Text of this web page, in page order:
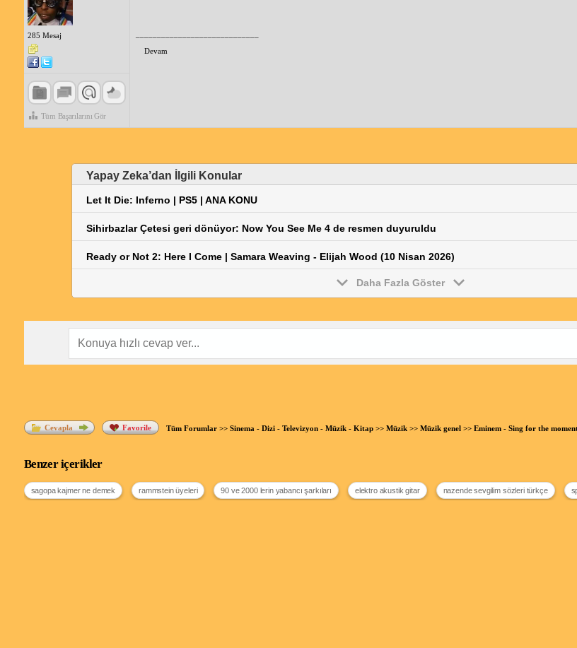
285 Mesaj
Tüm Başarılarını Gör
Devam
Yapay Zeka’dan İlgili Konular
Let It Die: Inferno | PS5 | ANA KONU
Sihirbazlar Çetesi geri dönüyor: Now You See Me 4 de resmen duyuruldu
Ready or Not 2: Here I Come | Samara Weaving - Elijah Wood (10 Nisan 2026)
Daha Fazla Göster
Cevapla Favorile Tüm Forumlar>> Sinema - Dizi - Televizyon - Müzik - Kitap>> Müzik>> Müzik genel>> Eminem - Sing for the
Benzer içerikler
sagopa kajmer ne demek rammstein üyeleri 90 ve 2000 lerin yabancı şarkıları elektro akustik gitar nazende sevgilim sözleri türkçe